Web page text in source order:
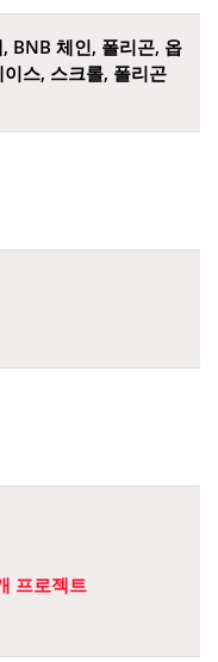
BNB 체인, 폴리곤, 옵
스, 스크롤, 폴리곤
프로젝트